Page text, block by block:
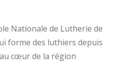
Nationale de Lutherie de
forme des luthiers depuis
cœur de la région